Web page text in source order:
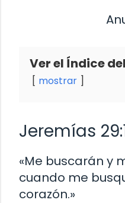
Ver el Índice
mostrar
Jeremías
«Me buscarán y
cuando me
corazón.»